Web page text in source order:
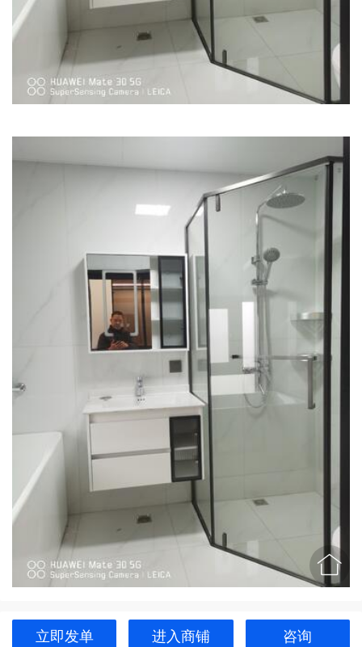
立即发单 进入商铺 咨询
